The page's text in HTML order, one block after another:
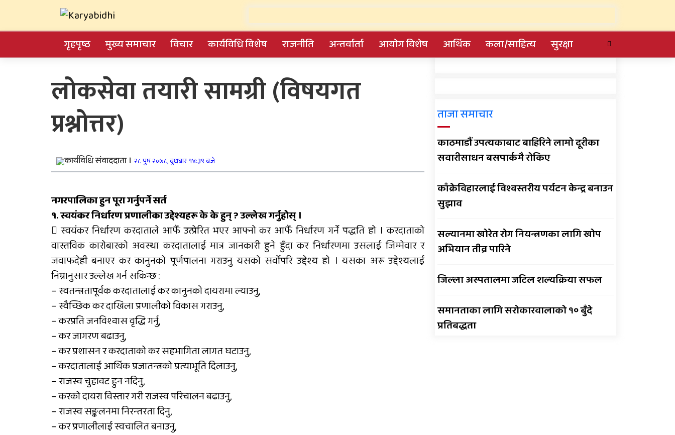
Online News Portal
गृहपृष्ठ
मुख्य समाचार विचार कार्यविधि विशेष राजनीति अन्तर्वार्ता आयोग विशेष आर्थिक कला/साहित्य सुरक्षा
काठमाडौं उपत्यकाबाट
बाहिरिने लामो दूरीका
सवारीसाधन बसपार्कमै रोकिए
काँक्रेविहारलाई विश्वस्तरीय
शल्यक्रिया सफल
प्रतिबद्धता
प्रदेशमै पहिलो प्रविधिमैत्री बन्दै
विरेन्द्रनगर
कर्णालीमा विपद् प्रतिकार्य
योजना लागू
बजेट
सार्वजनिक बिदामा पनि सेवा
कालीकोटका नौ पालिकाको
चार अर्ब ५५ करोड बजेट
अपाङ्गता भएकी छात्राको
शिक्षाबाट बन्चित
सुर्खेतमा लागुऔषधविरुद्ध
लोकसेवा तयारी सामग्री (विषयगत
प्रश्नोत्तर)
कार्यविधि संवाददाता । २८ पुष २०७८, बुधबार १४:३९ बजे
नगरपालिका हुन पूरा गर्नुपर्ने सर्त
१. स्वयंकर निर्धारण प्रणालीका उद्देश्यहरू के के हुन् ? उल्लेख गर्नुहोस् ।
 स्वयंकर निर्धारण करदाताले आफैँ उत्प्रेरित भएर आफ्नो कर आफैँ निर्धारण गर्ने पद्धति हो । करदाताको
वास्तविक कारोबारको अवस्था करदातालाई मात्र जानकारी हुने हुँदा कर निर्धारणमा उसलाई जिम्मेवार र
जवाफदेही बनाएर कर कानुनको पूर्णपालना गराउनु यसको सर्वोपरि उद्देश्य हो । यसका अरू उद्देश्यलाई
निम्नानुसार उल्लेख गर्न सकिन्छ :
– स्वतन्त्रतापूर्वक करदातालाई कर कानुनको दायरामा ल्याउनु,
– स्वैच्छिक कर दाखिला प्रणालीको विकास गराउनु,
– करप्रति जनविश्वास वृद्धि गर्नु,
– कर जागरण बढाउनु,
– कर प्रशासन र करदाताको कर सहभागिता लागत घटाउनु,
– करदातालाई आर्थिक प्रजातन्त्रको प्रत्याभूति दिलाउनु,
– राजस्व चुहावट हुन नदिनु,
– करको दायरा विस्तार गरी राजस्व परिचालन बढाउनु,
– राजस्व सङ्कलनमा निरन्तरता दिनु,
– कर प्रणालीलाई स्वचालित बनाउनु,
ताजा समाचार
काठमाडौं उपत्यकाबाट बाहिरिने लामो दूरीका
सवारीसाधन बसपार्कमै रोकिए
काँक्रेविहारलाई विश्वस्तरीय पर्यटन केन्द्र बनाउन
सुझाव
सल्यानमा खोरेत रोग नियन्त्रणका लागि खोप
अभियान तीव्र पारिने
जिल्ला अस्पतालमा जटिल शल्यक्रिया सफल
समानताका लागि सरोकारवालाको १० बुँदे
प्रतिबद्धता